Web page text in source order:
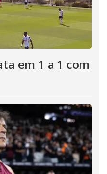
em 1 a 1 com